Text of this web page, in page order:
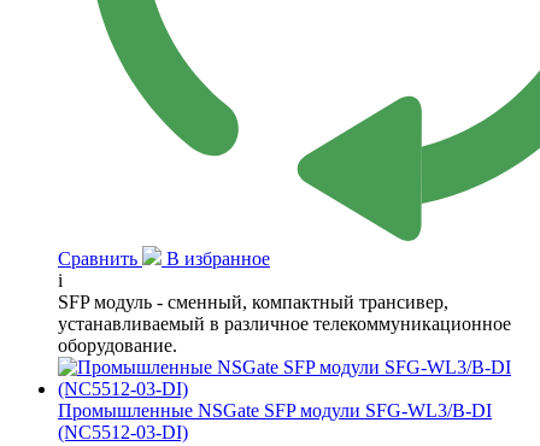
Сравнить
В избранное
i
SFP модуль - сменный, компактный трансивер,
устанавливаемый в различное телекоммуникационное
оборудование.
Промышленные NSGate SFP модули SFG-WL3/B-DI
(NC5512-03-DI)